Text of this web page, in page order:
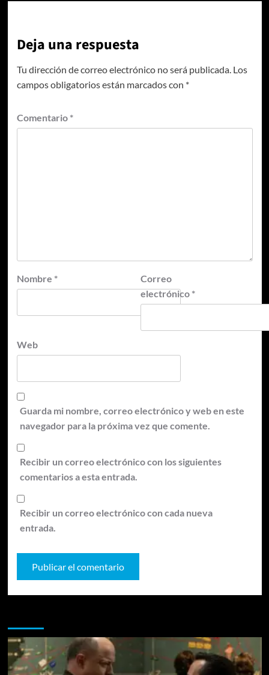
Deja una respuesta
Tu dirección de correo electrónico no será publicada. Los
campos obligatorios están marcados con *
Comentario *
Nombre *
Correo
electrónico *
Web
Guarda mi nombre, correo electrónico y web en este
navegador para la próxima vez que comente.
Recibir un correo electrónico con los siguientes
comentarios a esta entrada.
Recibir un correo electrónico con cada nueva
entrada.